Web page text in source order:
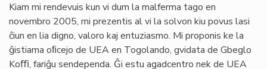
Kiam mi rendevuis kun vi dum la malferma tago en
novembro 2005, mi prezentis al vi la solvon kiu povus lasi
ĉiun en lia digno, valoro kaj entuziasmo. Mi proponis ke la
ĝistiama oﬁcejo de UEA en Togolando, gvidata de Gbeglo
Koﬃ, fariĝu sendependa. Ĝi estu agadcentro nek de UEA